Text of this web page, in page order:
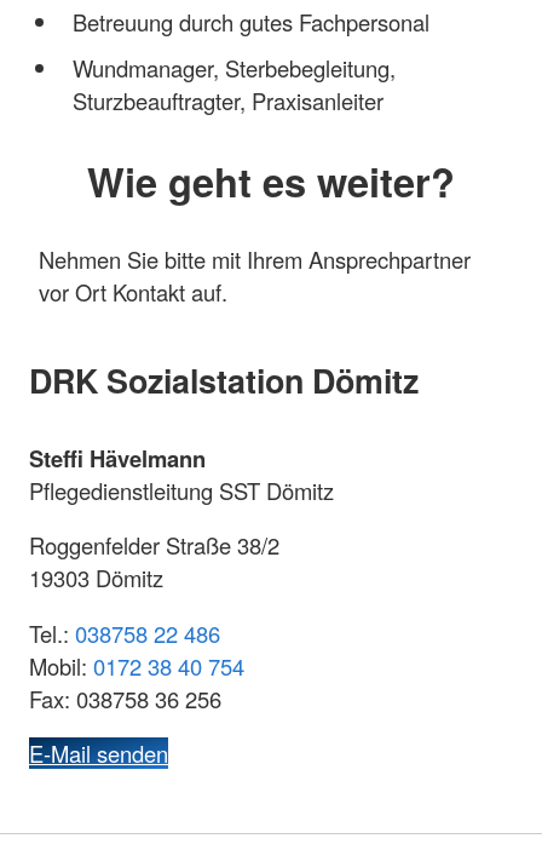
Betreuung durch gutes Fachpersonal
Wundmanager, Sterbebegleitung,
Sturzbeauftragter, Praxisanleiter
Wie geht es weiter?
Nehmen Sie bitte mit Ihrem Ansprechpartner
vor Ort Kontakt auf.
DRK Sozialstation Dömitz
Steffi Hävelmann
Pflegedienstleitung SST Dömitz
Roggenfelder Straße 38/2
19303 Dömitz
Tel.: 038758 22 486
Mobil: 0172 38 40 754
Fax: 038758 36 256
E-Mail senden